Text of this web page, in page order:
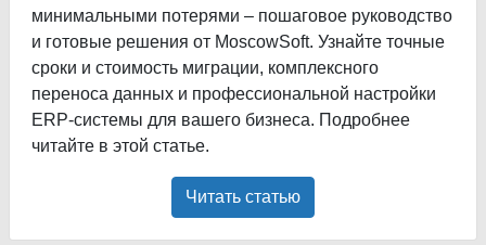
минимальными потерями – пошаговое руководство
и готовые решения от MoscowSoft. Узнайте точные
сроки и стоимость миграции, комплексного
переноса данных и профессиональной настройки
ERP-системы для вашего бизнеса. Подробнее
читайте в этой статье.
Читать статью